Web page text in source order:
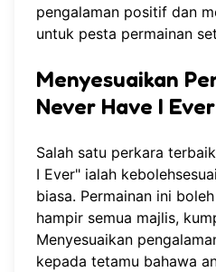
pengalaman positif dan
untuk pesta permainan
Menyesuaikan
Never Have I
Salah satu perkara
I Ever" ialah
biasa. Permainan ini
hampir semua majlis,
Menyesuaikan
kepada tetamu bahawa